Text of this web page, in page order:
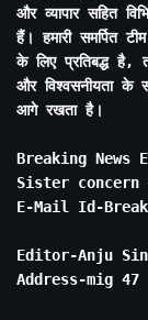
और व्यापार सहित
हैं। हमारी समर्पित
के लिए प्रतिबद्ध है,
और विश्वसनीयता के
आगे रखता है।
Breaking News
Sister
E-Mail Id-
Editor-Anju
Address-mig